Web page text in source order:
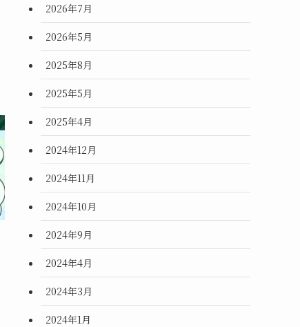
2026年7月
2026年5月
2025年8月
2025年5月
2025年4月
2024年12月
2024年11月
2024年10月
2024年9月
2024年4月
2024年3月
2024年1月